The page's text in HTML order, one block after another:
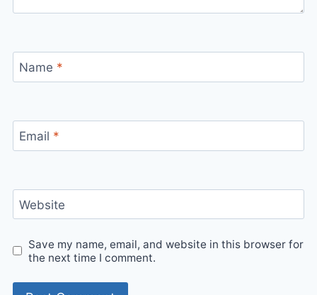
Name *
Email *
Website
Save my name, email, and website in this browser for
the next time I comment.